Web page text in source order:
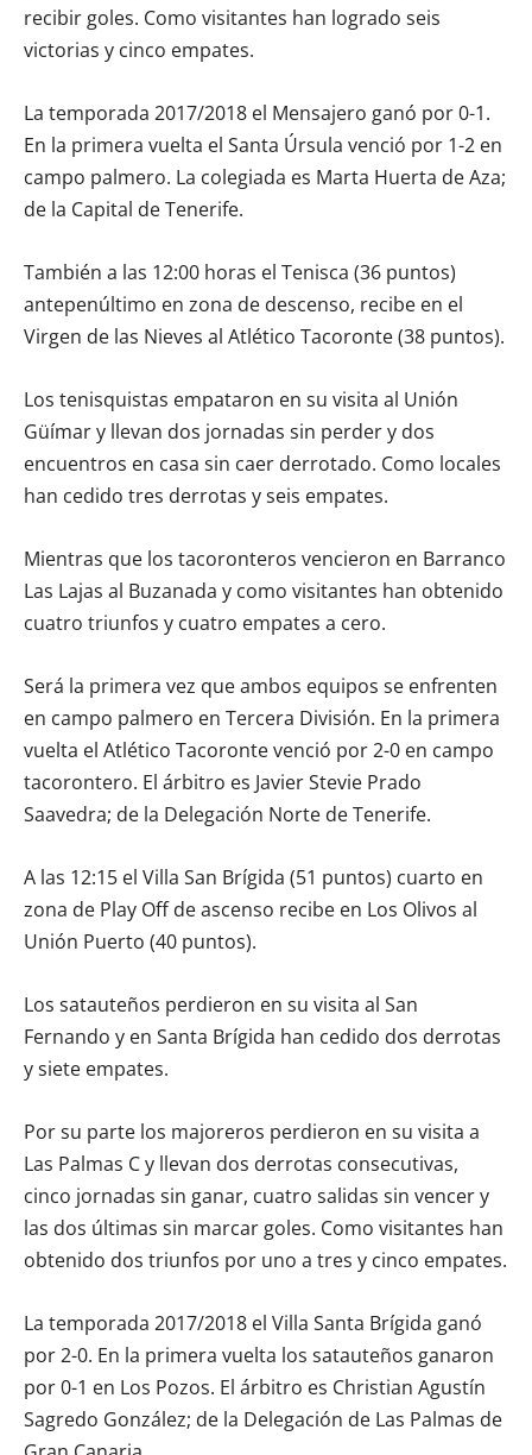
recibir goles. Como visitantes han logrado seis
victorias y cinco empates.
La temporada 2017/2018 el Mensajero ganó por 0-1.
En la primera vuelta el Santa Úrsula venció por 1-2 en
campo palmero. La colegiada es Marta Huerta de Aza;
de la Capital de Tenerife.
También a las 12:00 horas el Tenisca (36 puntos)
antepenúltimo en zona de descenso, recibe en el
Virgen de las Nieves al Atlético Tacoronte (38 puntos).
Los tenisquistas empataron en su visita al Unión
Güímar y llevan dos jornadas sin perder y dos
encuentros en casa sin caer derrotado. Como locales
han cedido tres derrotas y seis empates.
Mientras que los tacoronteros vencieron en Barranco
Las Lajas al Buzanada y como visitantes han obtenido
cuatro triunfos y cuatro empates a cero.
Será la primera vez que ambos equipos se enfrenten
en campo palmero en Tercera División. En la primera
vuelta el Atlético Tacoronte venció por 2-0 en campo
tacorontero. El árbitro es Javier Stevie Prado
Saavedra; de la Delegación Norte de Tenerife.
A las 12:15 el Villa San Brígida (51 puntos) cuarto en
zona de Play Off de ascenso recibe en Los Olivos al
Unión Puerto (40 puntos).
Los satauteños perdieron en su visita al San
Fernando y en Santa Brígida han cedido dos derrotas
y siete empates.
Por su parte los majoreros perdieron en su visita a
Las Palmas C y llevan dos derrotas consecutivas,
cinco jornadas sin ganar, cuatro salidas sin vencer y
las dos últimas sin marcar goles. Como visitantes han
obtenido dos triunfos por uno a tres y cinco empates.
La temporada 2017/2018 el Villa Santa Brígida ganó
por 2-0. En la primera vuelta los satauteños ganaron
por 0-1 en Los Pozos. El árbitro es Christian Agustín
Sagredo González; de la Delegación de Las Palmas de